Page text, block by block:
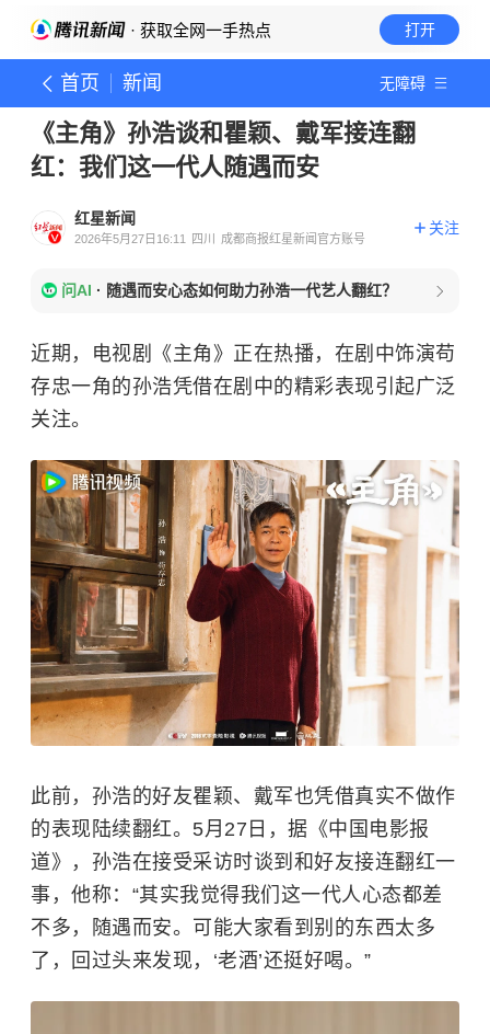
· 获取全网一手热点 打开
首页 新闻 无障碍
《主角》孙浩谈和瞿颖、戴军接连翻
红：我们这一代人随遇而安
红星新闻
2026年5月27日16:11 四川 成都商报红星新闻官方账号
关注
问AI · 随遇而安心态如何助力孙浩一代艺人翻红？
近期，电视剧《主角》正在热播，在剧中饰演苟
存忠一角的孙浩凭借在剧中的精彩表现引起广泛
关注。
此前，孙浩的好友瞿颖、 戴军也凭借真实不做作
的表现陆续翻红。5月27日，据《中国电影报
道》，孙浩在接受采访时谈到和好友接连翻红一
事，他称：“其实我觉得我们这一代人心态都差
不多，随遇而安。可能大家看到别的东西太多
了，回过头来发现，‘老酒’还挺好喝。”